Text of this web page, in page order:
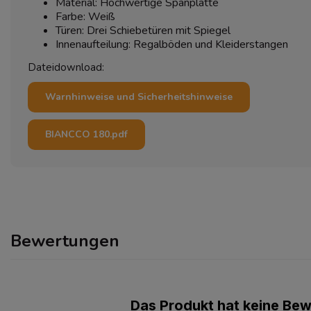
Material: Hochwertige Spanplatte
Farbe: Weiß
Türen: Drei Schiebetüren mit Spiegel
Innenaufteilung: Regalböden und Kleiderstangen
Dateidownload:
Warnhinweise und Sicherheitshinweise
BIANCCO 180.pdf
Bewertungen
Das Produkt hat keine